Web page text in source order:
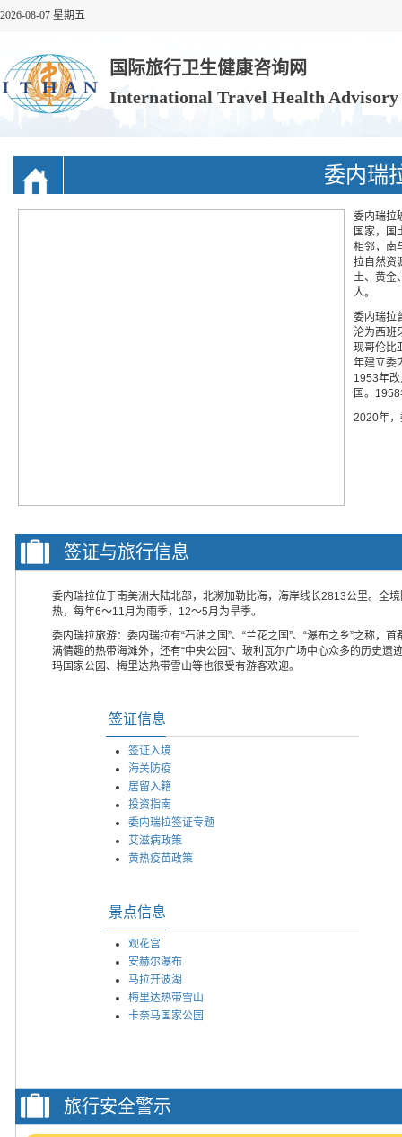
2026-08-07 星期五
国际旅行卫生健康咨询网
International Travel Health
委内瑞
委内瑞拉
国家，国
相邻，南
拉自然资
土、黄金
人。
委内瑞拉
沦为西班
现哥伦比
年建立委
1953年
国。
2020年
签证与旅行信息
委内瑞拉位于南美洲大陆北部，北濒加勒比海，海岸线长2813公里。全
热，每年6～11月为雨季，12～5月为旱季。
委内瑞拉旅游：委内瑞拉有“石油之国”、“兰花之国”、“瀑布之乡”之称，
满情趣的热带海滩外，还有“中央公园”、玻利瓦尔广场中心众多的历史
玛国家公园、梅里达热带雪山等也很受有游客欢迎。
签证信息
签证入境
海关防疫
居留入籍
投资指南
委内瑞拉签证专题
艾滋病政策
黄热疫苗政策
景点信息
观花宫
安赫尔瀑布
马拉开波湖
梅里达热带雪山
卡奈马国家公园
旅行安全警示